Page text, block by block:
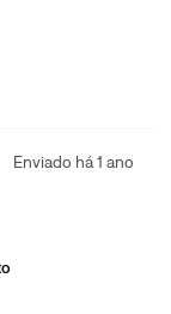
Enviado há1 ano